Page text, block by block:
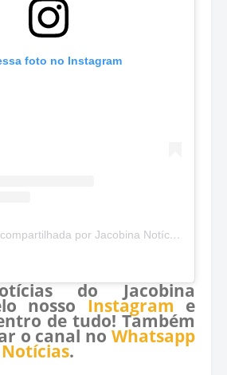
foto no Instagram
Uma publicação compartilhada por Jacobina Notícias (@jacobinanoticias)
do Jacobina
nosso Instagram e
de tudo! Também
o canal no Whatsapp
.